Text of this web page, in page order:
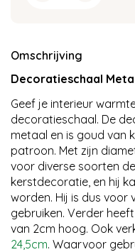
Omschrijving
Decoratieschaal
Geef je interieur
decoratieschaal. De
metaal en is goud van
patroon. Met zijn
voor diverse soorten
kerstdecoratie, en hij
worden. Hij is dus voor
gebruiken. Verder
van 2cm hoog. Ook
24,5cm. Waarvoor